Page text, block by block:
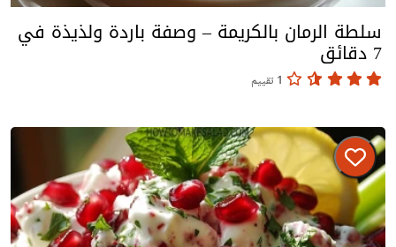
سلطة الرمان بالكريمة – وصفة باردة ولذيذة في
7 دقائق
1 تقييم